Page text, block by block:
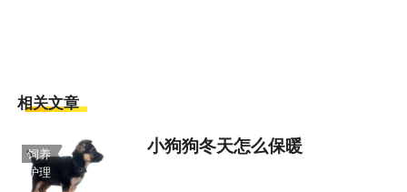
相关文章
饲养
护理
小狗狗冬天怎么保暖